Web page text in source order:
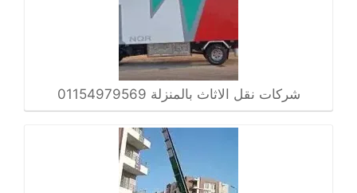
شركات نقل الاثاث بالمنزلة 01154979569